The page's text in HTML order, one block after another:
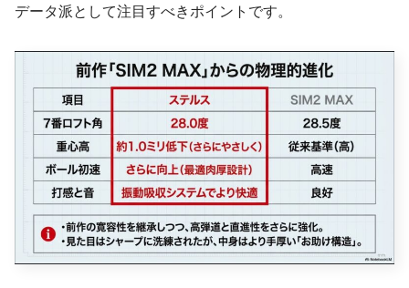
データ派として注目すべきポイントです。